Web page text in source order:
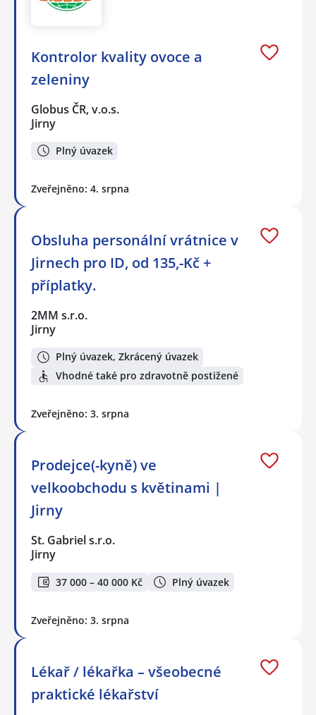
Kontrolor kvality ovoce a
zeleniny
Globus ČR, v.o.s.
Jirny
Plný úvazek
Zveřejněno: 4. srpna
Obsluha personální vrátnice v
Jirnech pro ID, od 135,-Kč +
příplatky.
2MM s.r.o.
Jirny
Plný úvazek, Zkrácený úvazek
Vhodné také pro zdravotně postižené
Zveřejněno: 3. srpna
Prodejce(-kyně) ve
velkoobchodu s květinami |
Jirny
St. Gabriel s.r.o.
Jirny
37 000 – 40 000 Kč Plný úvazek
Zveřejněno: 3. srpna
Lékař / lékařka – všeobecné
praktické lékařství